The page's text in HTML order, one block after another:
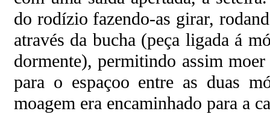
do rodízio fazendo-as girar,
através da bucha (peça ligada á
dormente), permitindo assim
para o espaçoo entre as duas
moagem era encaminhado para a